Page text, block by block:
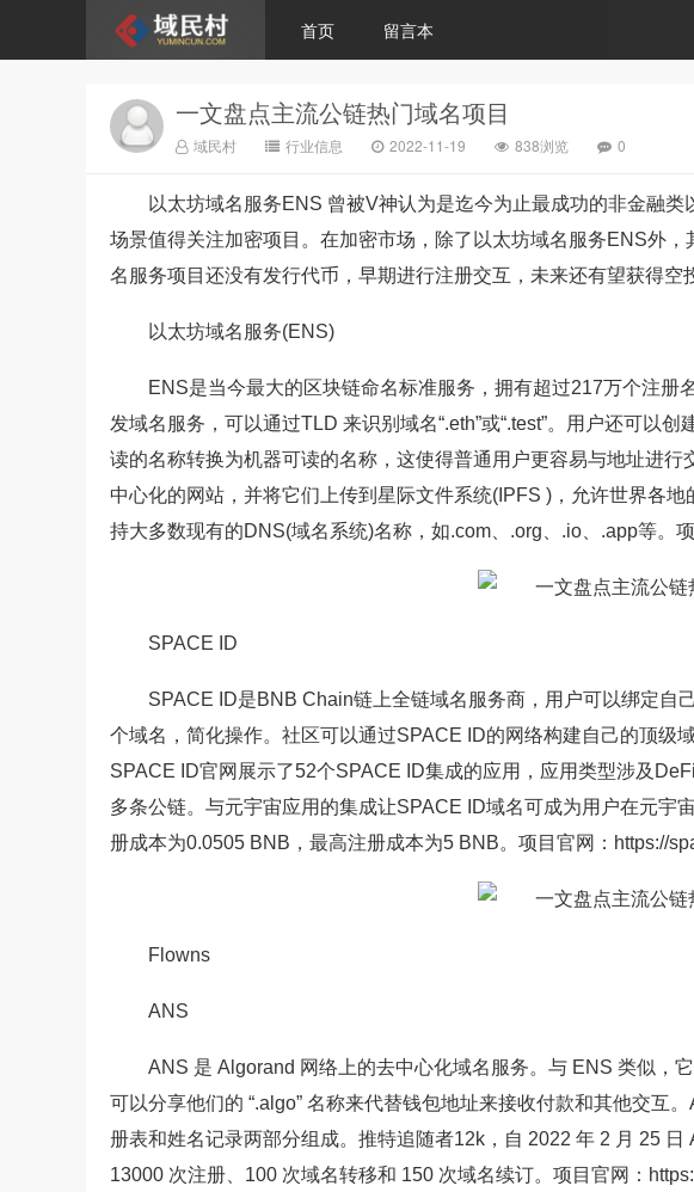
首页 留言本
一文盘点主流公链热门域名项目
域民村 行业信息 2022-11-19 838浏览 0
以太坊域名服务ENS 曾被V神认为是迄今为止最成功的非金融
场景值得关注加密项目。在加密市场，除了以太坊域名服务ENS外
名服务项目还没有发行代币，早期进行注册交互，未来还有望获得空
以太坊域名服务(ENS)
ENS是当今最大的区块链命名标准服务，拥有超过217万个注
发域名服务，可以通过TLD 来识别域名“.eth”或“.test”。用户还可以
读的名称转换为机器可读的名称，这使得普通用户更容易与地址进
中心化的网站，并将它们上传到星际文件系统(IPFS )，允许世界各
持大多数现有的DNS(域名系统)名称，如.com、.org、.io、.app等。
SPACE ID
SPACE ID是BNB Chain链上全链域名服务商，用户可以绑定自
个域名，简化操作。社区可以通过SPACE ID的网络构建自己的顶级
SPACE ID官网展示了52个SPACE ID集成的应用，应用类型涉及
多条公链。与元宇宙应用的集成让SPACE ID域名可成为用户在元宇
册成本为0.0505 BNB，最高注册成本为5 BNB。项目官网：https://
Flowns
ANS
ANS 是 Algorand 网络上的去中心化域名服务。与 ENS 类似，
可以分享他们的 “.algo” 名称来代替钱包地址来接收付款和其他交互
册表和姓名记录两部分组成。推特追随者12k，自 2022 年 2 月 25
13000 次注册、100 次域名转移和 150 次域名续订。项目官网：